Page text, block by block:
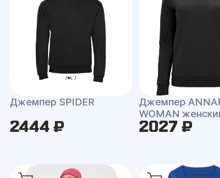
Джемпер SPIDER
2444 ₽
Джемпер
WOMAN
2027 ₽